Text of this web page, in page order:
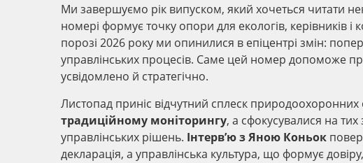
Ми завершуємо рік випуском, який хочеться читати
номері формує точку опори для екологів, керівників
порозі 2026 року ми опинилися в епіцентрі змін:
управлінських процесів. Саме цей номер допоможе
усвідомлено й стратегічно.
Листопад приніс відчутний сплеск
традиційному моніторингу, а сфокусувалися на
управлінських рішень. Інтерв’ю з Яною Коньок
декларація, а управлінська культура, що формує